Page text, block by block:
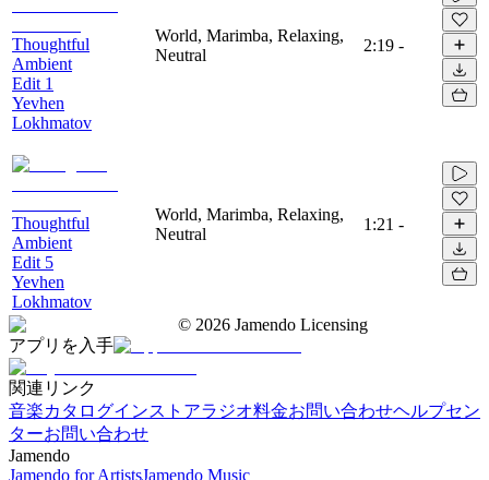
Thoughtful
Ambient
Edit 1
Yevhen
Lokhmatov
World, Marimba, Relaxing,
Neutral
2:19 -
Thoughtful
Ambient
Edit 5
Yevhen
Lokhmatov
World, Marimba, Relaxing,
Neutral
1:21 -
© 2026 Jamendo Licensing
アプリを入手
関連リンク
音楽カタログインストアラジオ料金お問い合わせヘルプセン
ターお問い合わせ
Jamendo
Jamendo for ArtistsJamendo Music